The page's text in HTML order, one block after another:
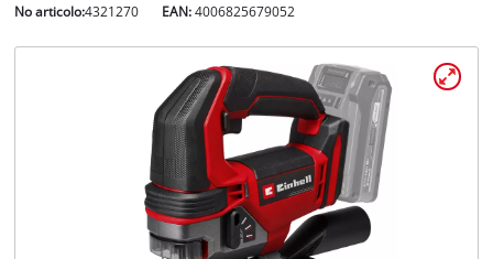
No articolo:4321270 EAN:4006825679052